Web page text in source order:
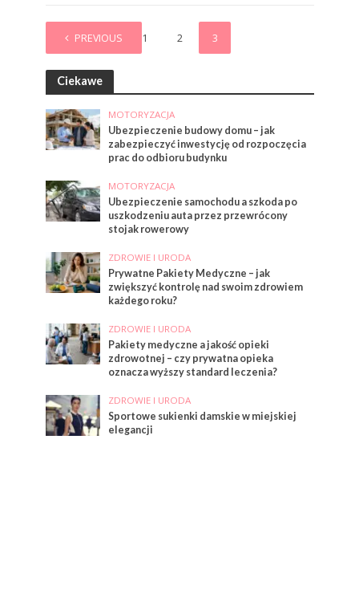
PREVIOUS 1 2 3
Ciekawe
MOTORYZACJA
Ubezpieczenie budowy domu – jak
zabezpieczyć inwestycję od rozpoczęcia
prac do odbioru budynku
MOTORYZACJA
Ubezpieczenie samochodu a szkoda po
uszkodzeniu auta przez przewrócony
stojak rowerowy
ZDROWIE I URODA
Prywatne Pakiety Medyczne – jak
zwiększyć kontrolę nad swoim zdrowiem
każdego roku?
ZDROWIE I URODA
Pakiety medyczne a jakość opieki
zdrowotnej – czy prywatna opieka
oznacza wyższy standard leczenia?
ZDROWIE I URODA
Sportowe sukienki damskie w miejskiej
elegancji